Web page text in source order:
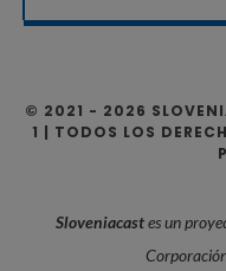
© 2021 - 2026
1 | TODOS LOS
Sloveniacastes un